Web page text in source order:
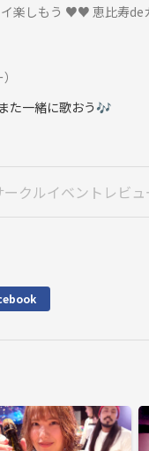
もう ♥♥ 恵比寿deカラオケ
た一緒に歌おう🎶
ークルイベントレビ